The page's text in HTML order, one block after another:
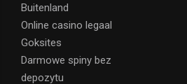
Buitenland
Online casino legaal
Goksites
Darmowe spiny bez
depozytu